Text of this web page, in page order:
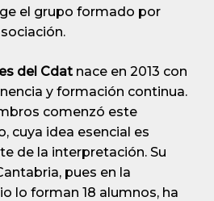
el grupo formado por
del Cdatnace en 2013 con
y formación continua.
comenzó este
cuya idea esencial es
de la interpretación. Su
pues en la
lo forman 18 alumnos, ha